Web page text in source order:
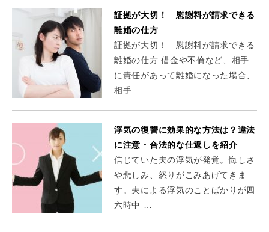
証拠が大切！ 慰謝料が請求できる
離婚の仕方
証拠が大切！ 慰謝料が請求できる
離婚の仕方 借金や不倫など、相手
に責任があって離婚になった場合、
相手 …
浮気の復讐に効果的な方法は？違法
に注意・合法的な仕返しを紹介
信じていた夫の浮気が発覚。悔しさ
や悲しみ、怒りがこみあげてきま
す。夫による浮気のことばかりが四
六時中 …